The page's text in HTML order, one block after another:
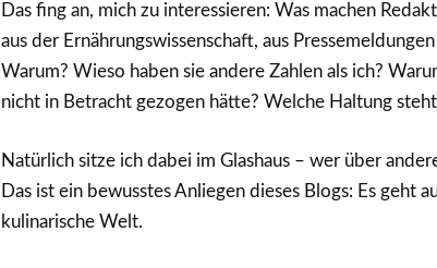
Das fing an, mich zu interessieren: Was machen
aus der Ernährungswissenschaft, aus
Warum? Wieso haben sie andere Zahlen als ich?
nicht in Betracht gezogen hätte? Welche Haltung
Natürlich sitze ich dabei im Glashaus – wer über
Das ist ein bewusstes Anliegen dieses Blogs: Es geht
kulinarische Welt.